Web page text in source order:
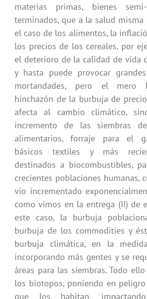
materias primas, bienes
terminados, que a la salud misma
el caso de los alimentos, la
los precios de los cereales, por
el deterioro de la calidad de vida
y hasta puede provocar
mortandades, pero el
hinchazón de la burbuja de
afecta al cambio climático,
incremento de las siembras
alimentarios, forraje para el
básicos textiles y más
destinados a biocombustibles,
crecientes poblaciones humanas,
vio incrementado
como vimos en la entrega (II) de
este caso, la burbuja
burbuja de los commodities y
burbuja climática, en la
incorporando más gentes y se
áreas para las siembras. Todo
los biotopos, poniendo en
que los habitan,